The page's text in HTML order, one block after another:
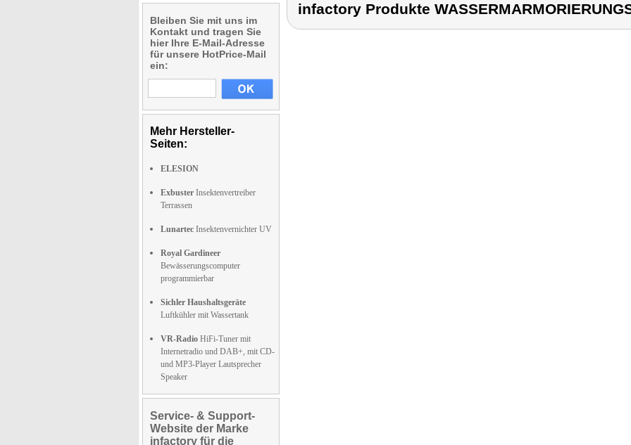
Bleiben Sie mit uns im
Kontakt und tragen Sie
hier Ihre E-Mail-Adresse
für unsere HotPrice-Mail
ein:
Mehr Hersteller-
Seiten:
ELESION
Exbuster Insektenvertreiber
Terrassen
Lunartec Insektenvernichter UV
Royal Gardineer
Bewässerungscomputer
programmierbar
Sichler Haushaltsgeräte
Luftkühler mit Wassertank
VR-Radio HiFi-Tuner mit
Internetradio und DAB+, mit CD-
und MP3-Player Lautsprecher
Speaker
Service- & Support-
Website der Marke
infactory für die
infactory Produkte